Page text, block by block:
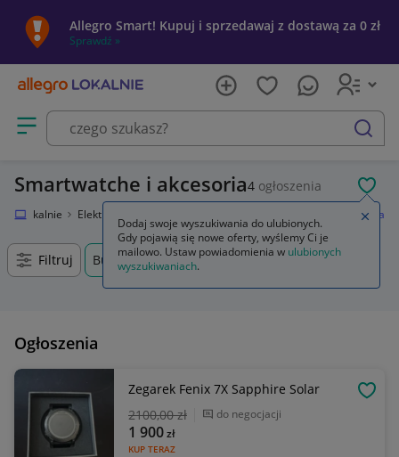
Allegro Smart! Kupuj i sprzedawaj z dostawą za 0 zł
Sprawdź »
Otwórz menu z kategoriami
szukaj
Smartwatche i akcesoria4 ogłoszenia
Lokalnie Elektronika Smartwatche i akcesoria
Filtruj Bukowno, Małopolskie, +0 km
Ogłoszenia
Zegarek Fenix 7X Sapphire Solar
2100,00 zł do negocjacji
KUP TERAZ
1 900zł
Dodaj swoje wyszukiwania do ulubionych.
Gdy pojawią się nowe oferty, wyślemy Ci je
mailowo. Ustaw powiadomienia w ulubionych
wyszukiwaniach.